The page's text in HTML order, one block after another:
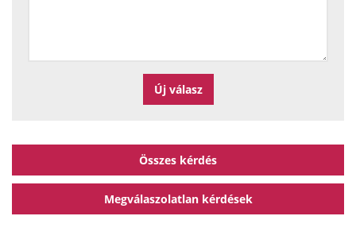
Összes kérdés
Megválaszolatlan kérdések